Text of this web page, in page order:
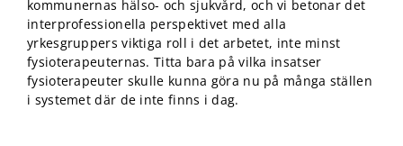
kommunernas hälso- och sjukvård, och vi betonar det
interprofessionella perspektivet med alla
yrkesgruppers viktiga roll i det arbetet, inte minst
fysioterapeuternas. Titta bara på vilka insatser
fysioterapeuter skulle kunna göra nu på många ställen
i systemet där de inte finns i dag.